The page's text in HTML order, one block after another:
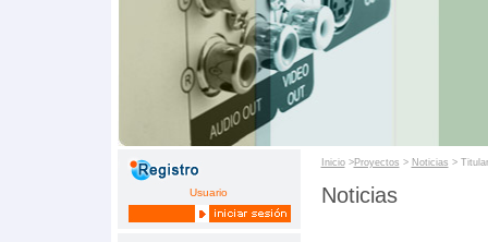
Usuario
Inicio>Proyectos > Noticias >
Noticias